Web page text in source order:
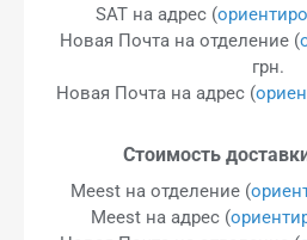
SAT на адрес (
Новая Почта на отделение (
грн.
Новая Почта на адрес (
Стоимость
Meest на отделение (
Meest на адрес (